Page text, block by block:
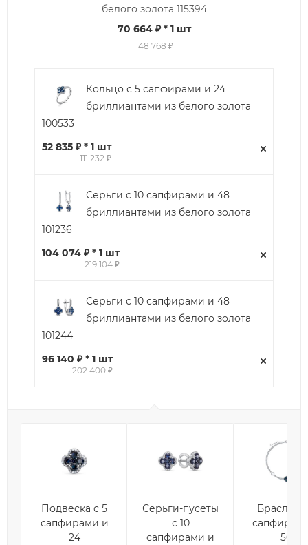
белого золота 115394
70 664 ₽* 1 шт
148 768 ₽
Кольцо с 5 сапфирами и 24
бриллиантами из белого золота
100533
52 835 ₽ * 1 шт
111 232 ₽
Серьги с 10 сапфирами и 48
бриллиантами из белого золота
101236
104 074 ₽ * 1 шт
219 104 ₽
Серьги с 10 сапфирами и 48
бриллиантами из белого золота
101244
96 140 ₽ * 1 шт
202 400 ₽
Подвеска с 5
сапфирами и
24
Серьги-пусеты
с 10
сапфирами и
Браслет
56